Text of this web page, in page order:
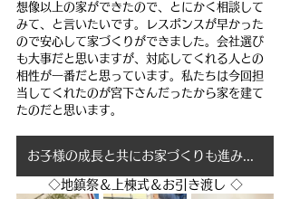
想像以上の家ができたので、とにかく相談して
みて、と言いたいです。レスポンスが早かった
ので安心して家づくりができました。会社選び
も大事だと思いますが、対応してくれる人との
相性が一番だと思っています。私たちは今回担
当してくれたのが宮下さんだったから家を建て
たのだと思います。
◇地鎮祭＆上棟式＆お引き渡し ◇